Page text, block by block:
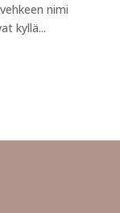
nimi
kyllä...